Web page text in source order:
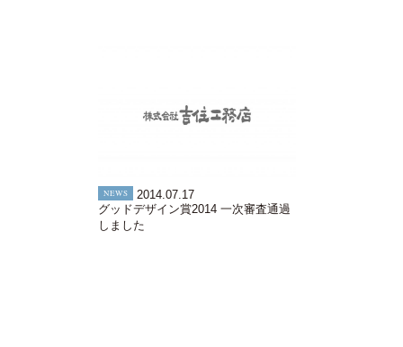
NEWS
2014.07.17
グッドデザイン賞2014 一次審査通過
しました